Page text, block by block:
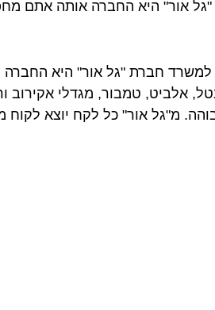
אור" היא החברה אותה אתם
חברת "גל אור" היא
אלביט, טמבור, מגדלי
מ"גל אור" כל לקח יוצא